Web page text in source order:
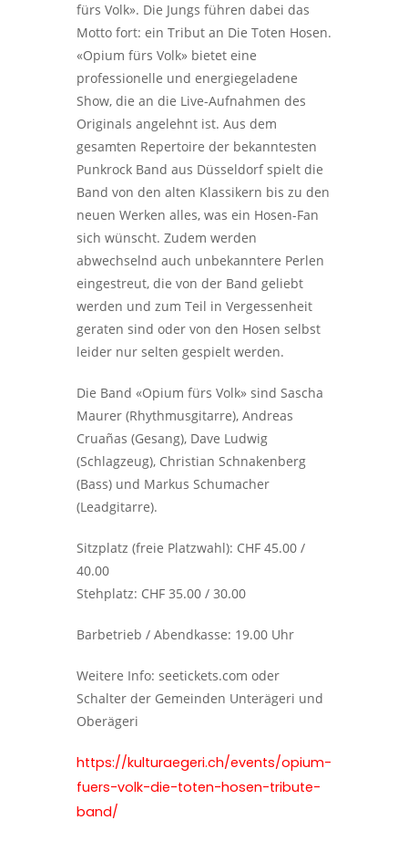
fürs Volk». Die Jungs führen dabei das
Motto fort: ein Tribut an Die Toten Hosen.
«Opium fürs Volk» bietet eine
professionelle und energiegeladene
Show, die an die Live-Aufnahmen des
Originals angelehnt ist. Aus dem
gesamten Repertoire der bekanntesten
Punkrock Band aus Düsseldorf spielt die
Band von den alten Klassikern bis zu den
neuen Werken alles, was ein Hosen-Fan
sich wünscht. Zudem werden
abwechselnd auch unbekanntere Perlen
eingestreut, die von der Band geliebt
werden und zum Teil in Vergessenheit
geraten sind oder von den Hosen selbst
leider nur selten gespielt werden.
Die Band «Opium fürs Volk» sind Sascha
Maurer (Rhythmusgitarre), Andreas
Cruañas (Gesang), Dave Ludwig
(Schlagzeug), Christian Schnakenberg
(Bass) und Markus Schumacher
(Leadgitarre).
Sitzplatz (freie Platzwahl): CHF 45.00 /
40.00
Stehplatz: CHF 35.00 / 30.00
Barbetrieb / Abendkasse: 19.00 Uhr
Weitere Info: seetickets.com oder
Schalter der Gemeinden Unterägeri und
Oberägeri
https://kulturaegeri.ch/events/opium-
fuers-volk-die-toten-hosen-tribute-
band/